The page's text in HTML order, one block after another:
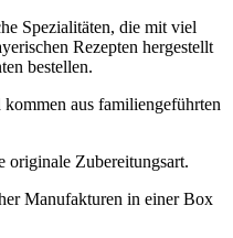
Spezialitäten, die mit viel
Rezepten hergestellt
bestellen.
aus familiengeführten
originale Zubereitungsart.
Manufakturen in einer Box